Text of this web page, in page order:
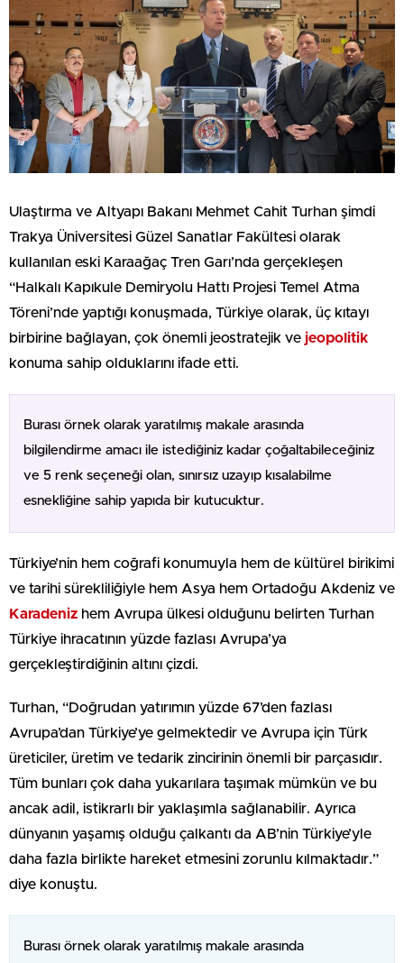
Ulaştırma ve Altyapı Bakanı Mehmet Cahit Turhan şimdi
Trakya Üniversitesi Güzel Sanatlar Fakültesi olarak
kullanılan eski Karaağaç Tren Garı’nda gerçekleşen
“Halkalı Kapıkule Demiryolu Hattı Projesi Temel Atma
Töreni’nde yaptığı konuşmada, Türkiye olarak, üç kıtayı
birbirine bağlayan, çok önemli jeostratejik ve jeopolitik
konuma sahip olduklarını ifade etti.
Burası örnek olarak yaratılmış makale arasında
bilgilendirme amacı ile istediğiniz kadar çoğaltabileceğiniz
ve 5 renk seçeneği olan, sınırsız uzayıp kısalabilme
esnekliğine sahip yapıda bir kutucuktur.
Türkiye’nin hem coğrafi konumuyla hem de kültürel birikimi
ve tarihi sürekliliğiyle hem Asya hem Ortadoğu Akdeniz ve
Karadeniz hem Avrupa ülkesi olduğunu belirten Turhan
Türkiye ihracatının yüzde fazlası Avrupa’ya
gerçekleştirdiğinin altını çizdi.
Turhan, “Doğrudan yatırımın yüzde 67’den fazlası
Avrupa’dan Türkiye’ye gelmektedir ve Avrupa için Türk
üreticiler, üretim ve tedarik zincirinin önemli bir parçasıdır.
Tüm bunları çok daha yukarılara taşımak mümkün ve bu
ancak adil, istikrarlı bir yaklaşımla sağlanabilir. Ayrıca
dünyanın yaşamış olduğu çalkantı da AB’nin Türkiye’yle
daha fazla birlikte hareket etmesini zorunlu kılmaktadır.”
diye konuştu.
Burası örnek olarak yaratılmış makale arasında